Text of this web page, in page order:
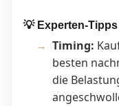
💡 Experten-
Timing:
besten
die